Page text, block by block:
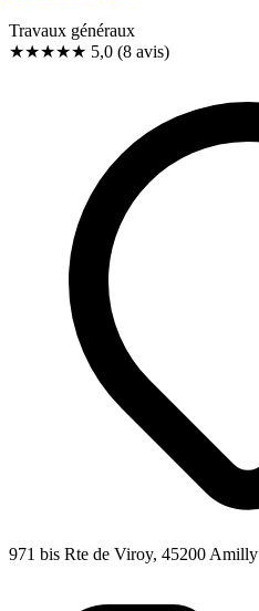
Travaux généraux
★★★★★ 5,0 (8 avis)
971 bis Rte de Viroy, 45200 Amilly